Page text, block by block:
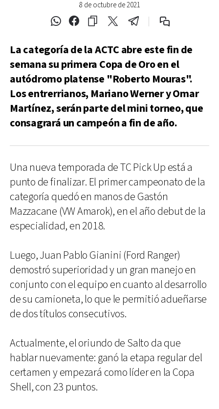
8 de octubre de 2021
La categoría de la ACTC abre este fin de
semana su primera Copa de Oro en el
autódromo platense "Roberto Mouras".
Los entrerrianos, Mariano Werner y Omar
Martínez, serán parte del mini torneo, que
consagrará un campeón a fin de año.
Una nueva temporada de TC Pick Up está a
punto de finalizar. El primer campeonato de la
categoría quedó en manos de Gastón
Mazzacane (VW Amarok), en el año debut de la
especialidad, en 2018.
Luego, Juan Pablo Gianini (Ford Ranger)
demostró superioridad y un gran manejo en
conjunto con el equipo en cuanto al desarrollo
de su camioneta, lo que le permitió adueñarse
de dos títulos consecutivos.
Actualmente, el oriundo de Salto da que
hablar nuevamente: ganó la etapa regular del
certamen y empezará como líder en la Copa
Shell, con 23 puntos.